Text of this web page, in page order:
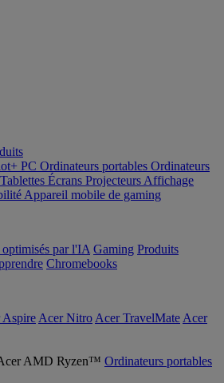
PC Ordinateurs portables Ordinateurs
Tablettes Écrans Projecteurs Affichage
Appareil mobile de gaming
par l'IA Gaming Produits
Chromebooks
Aspire Acer Nitro Acer TravelMate Acer
Ordinateurs portables